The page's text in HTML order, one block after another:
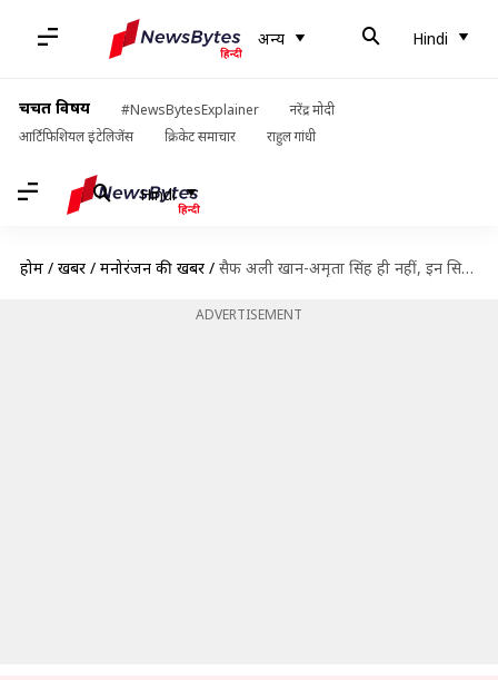
अन्य Hindi
चर्चित विषय #NewsBytesExplainer
नरेंद्र मोदी
आर्टिफिशियल इंटेलिजेंस
क्रिकेट समाचार राहुल गांधी
Hindi
होम / खबरें / मनोरंजन की खबरें / सैफ अली खान-अमृता सिंह ही नहीं, इन सितारों ने भी घर से भागकर रचाई शादी
ADVERTISEMENT